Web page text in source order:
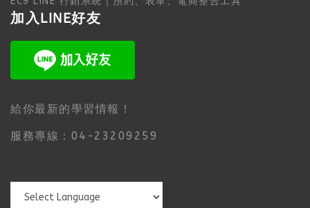
加入LINE好友
給你最新的學習情報！
服務專線：04-23209259